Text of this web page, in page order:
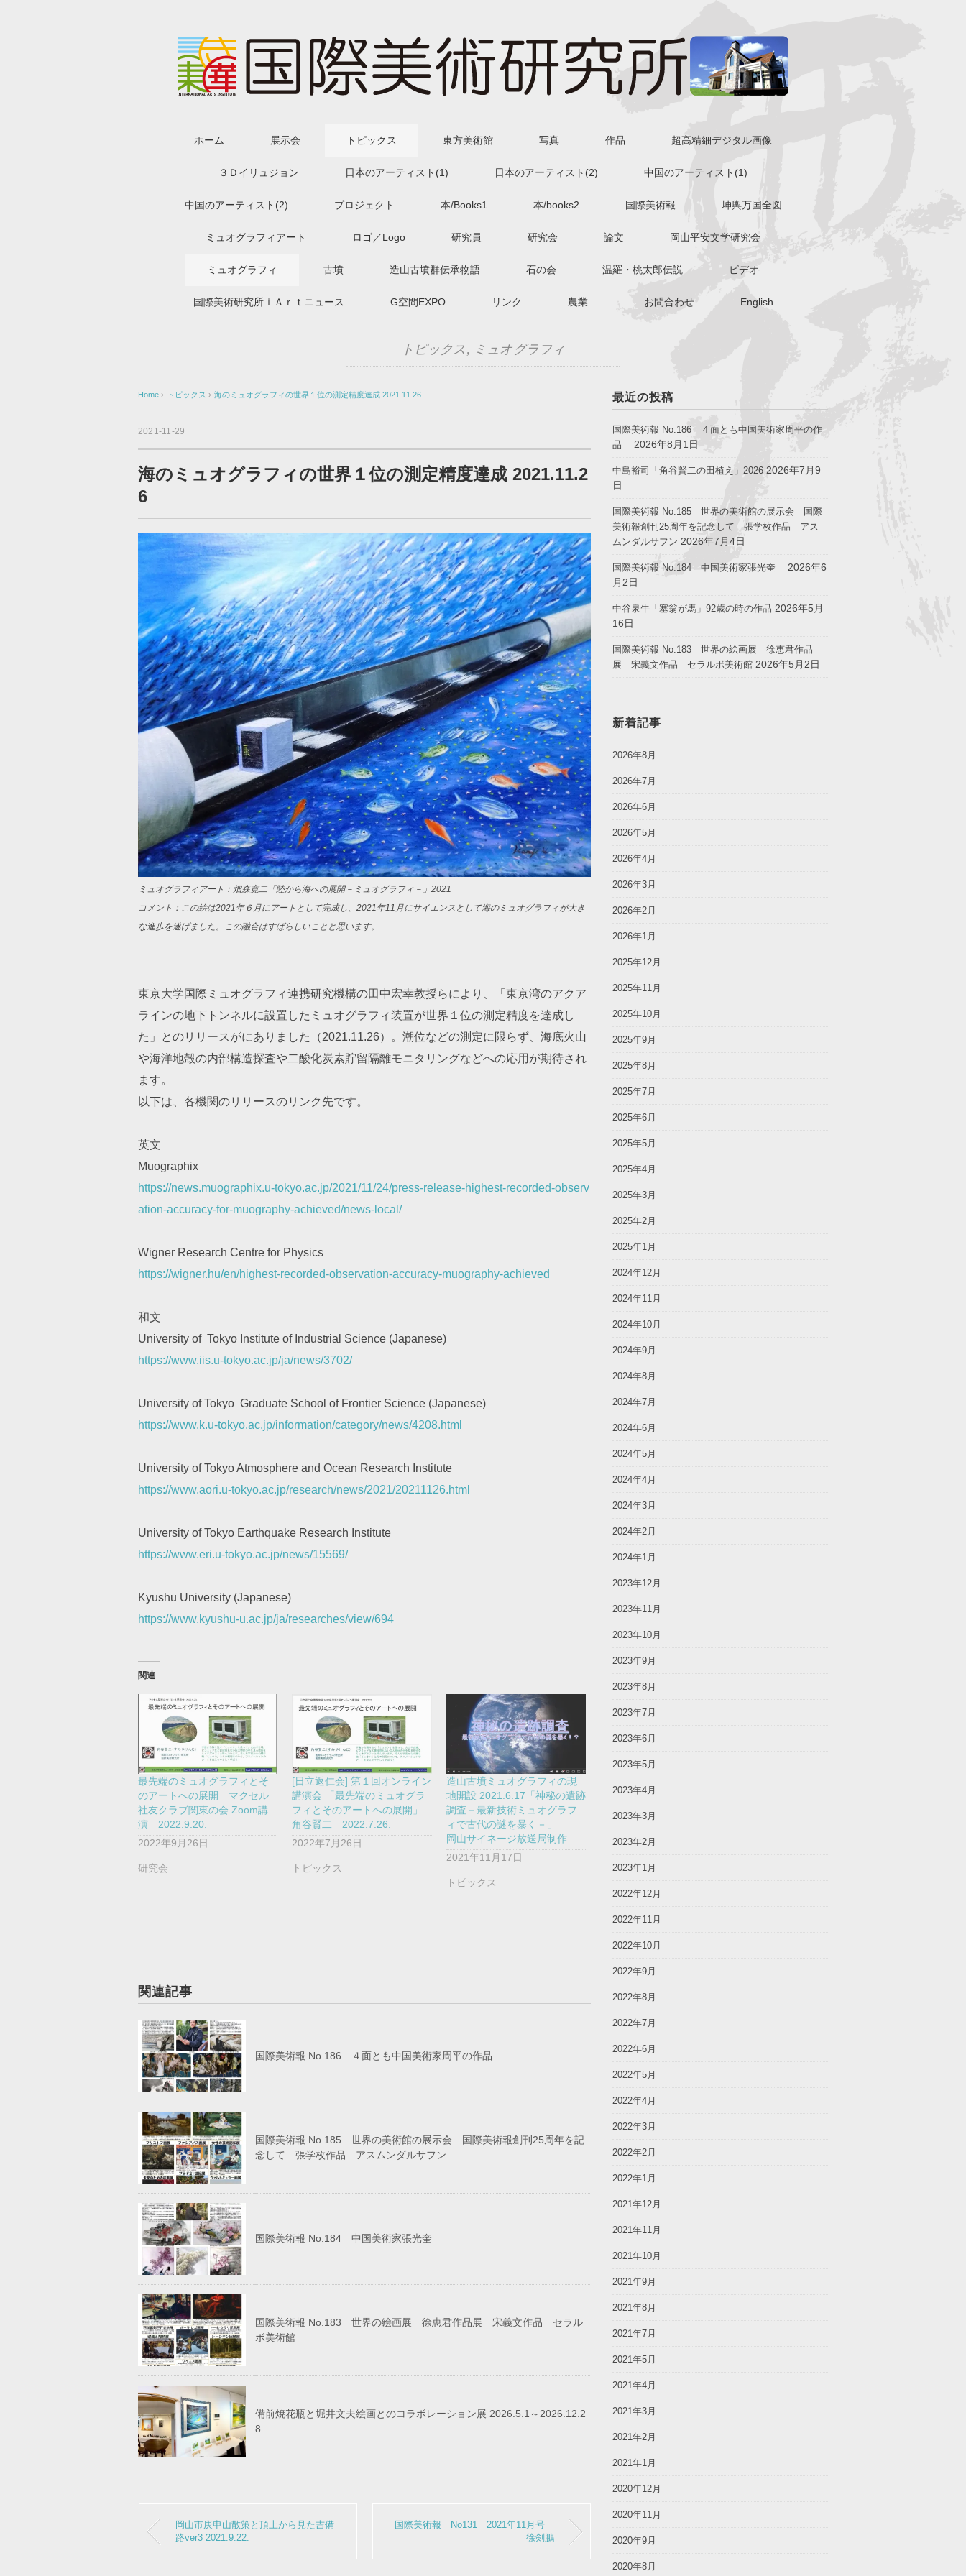
ホーム 展示会 トピックス 東方美術館 写真 作品 超高精細デジタル画像
３Ｄイリュジョン 日本のアーティスト(1) 日本のアーティスト(2) 中国のアーティスト(1)
中国のアーティスト(2) プロジェクト 本/Books1 本/books2 国際美術報 坤輿万国全図
ミュオグラフィアート ロゴ／Logo 研究員 研究会 論文 岡山平安文学研究会
ミュオグラフィ 古墳 造山古墳群伝承物語 石の会 温羅・桃太郎伝説 ビデオ
国際美術研究所ｉＡｒｔニュース G空間EXPO リンク 農業 お問合わせ English
トピックス , ミュオグラフィ
Home › トピックス › 海のミュオグラフィの世界１位の測定精度達成 2021.11.26
2021-11-29
海のミュオグラフィの世界１位の測定精度達成 2021.11.2
6
ミュオグラフィアート：畑森寛二「陸から海への展開－ミュオグラフィ－」2021
コメント：この絵は2021年６月にアートとして完成し、2021年11月にサイエンスとして海のミュオグラフィが大き
な進歩を遂げました。この融合はすばらしいことと思います。
東京大学国際ミュオグラフィ連携研究機構の田中宏幸教授らにより、「東京湾のアクア
ラインの地下トンネルに設置したミュオグラフィ装置が世界１位の測定精度を達成し
た」とのリリースがにありました（2021.11.26）。潮位などの測定に限らず、海底火山
や海洋地殻の内部構造探査や二酸化炭素貯留隔離モニタリングなどへの応用が期待され
ます。
以下は、各機関のリリースのリンク先です。
英文
Muographix
https://news.muographix.u-tokyo.ac.jp/2021/11/24/press-release-highest-recorded-observ
ation-accuracy-for-muography-achieved/news-local/
Wigner Research Centre for Physics
https://wigner.hu/en/highest-recorded-observation-accuracy-muography-achieved
和文
University of Tokyo Institute of Industrial Science (Japanese)
https://www.iis.u-tokyo.ac.jp/ja/news/3702/
University of Tokyo Graduate School of Frontier Science (Japanese)
https://www.k.u-tokyo.ac.jp/information/category/news/4208.html
University of Tokyo Atmosphere and Ocean Research Institute
https://www.aori.u-tokyo.ac.jp/research/news/2021/20211126.html
University of Tokyo Earthquake Research Institute
https://www.eri.u-tokyo.ac.jp/news/15569/
Kyushu University (Japanese)
https://www.kyushu-u.ac.jp/ja/researches/view/694
関連
最先端のミュオグラフィとそ
のアートへの展開 マクセル
社友クラブ関東の会 Zoom講
演 2022.9.20.
2022年9月26日
研究会
[日立返仁会] 第１回オンライン
講演会 「最先端のミュオグラ
フィとそのアートへの展開」
角谷賢二 2022.7.26.
2022年7月26日
トピックス
造山古墳ミュオグラフィの現
地開設 2021.6.17「神秘の遺跡
調査－最新技術ミュオグラフ
ィで古代の謎を暴く－」
岡山サイネージ放送局制作
2021年11月17日
トピックス
関連記事
国際美術報 No.186 ４面とも中国美術家周平の作品
国際美術報 No.185 世界の美術館の展示会 国際美術報創刊25周年を記
念して 張学枚作品 アスムンダルサフン
国際美術報 No.184 中国美術家張光奎
国際美術報 No.183 世界の絵画展 徐恵君作品展 宋義文作品 セラル
ボ美術館
備前焼花瓶と堀井文夫絵画とのコラボレーション展 2026.5.1～2026.12.2
8.
岡山市庚申山散策と頂上から見た吉備
路ver3 2021.9.22.
国際美術報 No131 2021年11月号
徐剣鵬
最近の投稿
国際美術報 No.186 ４面とも中国美術家周平の作
品
2026年8月1日
中島裕司「角谷賢二の田植え」2026 2026年7月9
日
国際美術報 No.185 世界の美術館の展示会 国際
美術報創刊25周年を記念して 張学枚作品 アス
ムンダルサフン 2026年7月4日
国際美術報 No.184 中国美術家張光奎
2026年6
月2日
中谷泉牛「塞翁が馬」92歳の時の作品 2026年5月
16日
国際美術報 No.183 世界の絵画展 徐恵君作品
展 宋義文作品 セラルボ美術館 2026年5月2日
新着記事
2026年8月
2026年7月
2026年6月
2026年5月
2026年4月
2026年3月
2026年2月
2026年1月
2025年12月
2025年11月
2025年10月
2025年9月
2025年8月
2025年7月
2025年6月
2025年5月
2025年4月
2025年3月
2025年2月
2025年1月
2024年12月
2024年11月
2024年10月
2024年9月
2024年8月
2024年7月
2024年6月
2024年5月
2024年4月
2024年3月
2024年2月
2024年1月
2023年12月
2023年11月
2023年10月
2023年9月
2023年8月
2023年7月
2023年6月
2023年5月
2023年4月
2023年3月
2023年2月
2023年1月
2022年12月
2022年11月
2022年10月
2022年9月
2022年8月
2022年7月
2022年6月
2022年5月
2022年4月
2022年3月
2022年2月
2022年1月
2021年12月
2021年11月
2021年10月
2021年9月
2021年8月
2021年7月
2021年5月
2021年4月
2021年3月
2021年2月
2021年1月
2020年12月
2020年11月
2020年9月
2020年8月